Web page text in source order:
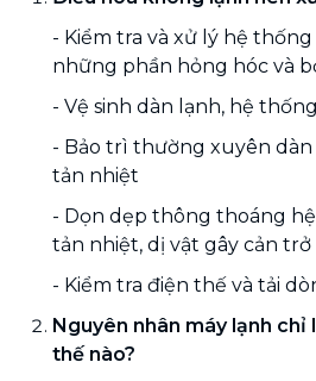
- Kiểm tra và xử lý hệ thống
những phần hỏng hóc và
- Vệ sinh dàn lạnh, hệ
- Bảo trì thường xuyên
tản nhiệt
- Dọn dẹp thông thoáng
tản nhiệt, dị vật gây cản
- Kiểm tra điện thế và tải
Nguyên nhân máy lạnh chỉ
thế nào?